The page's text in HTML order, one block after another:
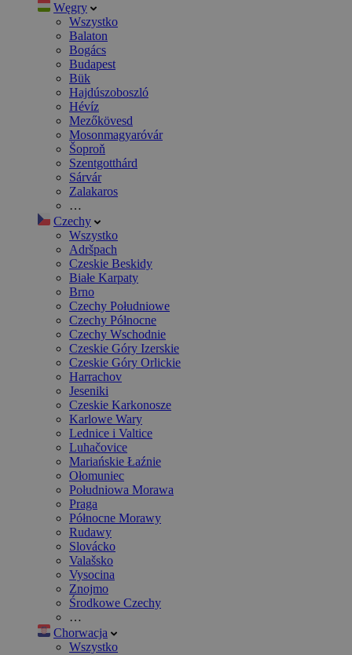
Węgry
Wszystko
Balaton
Bogács
Budapest
Bük
Hajdúszoboszló
Hévíz
Mezőkövesd
Mosonmagyaróvár
Šoproň
Szentgotthárd
Sárvár
Zalakaros
…
Czechy
Wszystko
Adršpach
Czeskie Beskidy
Białe Karpaty
Brno
Czechy Południowe
Czechy Północne
Czechy Wschodnie
Czeskie Góry Izerskie
Czeskie Góry Orlickie
Harrachov
Jeseniki
Czeskie Karkonosze
Karlowe Wary
Lednice i Valtice
Luhačovice
Mariańskie Łaźnie
Ołomuniec
Południowa Morawa
Praga
Północne Morawy
Rudawy
Slovácko
Valašsko
Vysocina
Znojmo
Środkowe Czechy
…
Chorwacja
Wszystko